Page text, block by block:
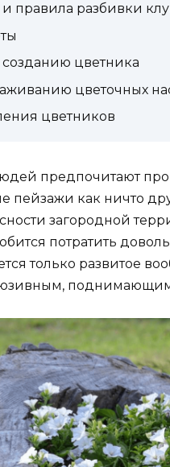
правила разбивки
цветника
цветочных
цветников
предпочитают
пейзажи как ничто
загородной
потратить
только развитое